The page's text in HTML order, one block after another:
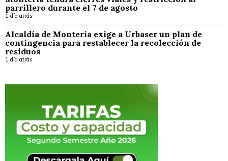
parrillero durante el 7 de agosto
1 día atrás
Alcaldía de Montería exige a Urbaser un plan de
contingencia para restablecer la recolección de
residuos
1 día atrás